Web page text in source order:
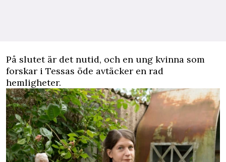
På slutet är det nutid, och en ung kvinna som
forskar i Tessas öde avtäcker en rad
hemligheter.